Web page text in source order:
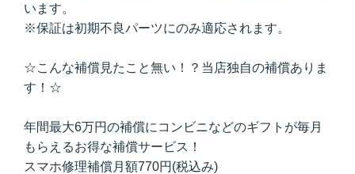
います。
※保証は初期不良パーツにのみ適応されます。
☆こんな補償見たこと無い！？当店独自の補償ありま
す！☆
年間最大6万円の補償にコンビニなどのギフトが毎月
もらえるお得な補償サービス！
スマホ修理補償月額770円(税込み)